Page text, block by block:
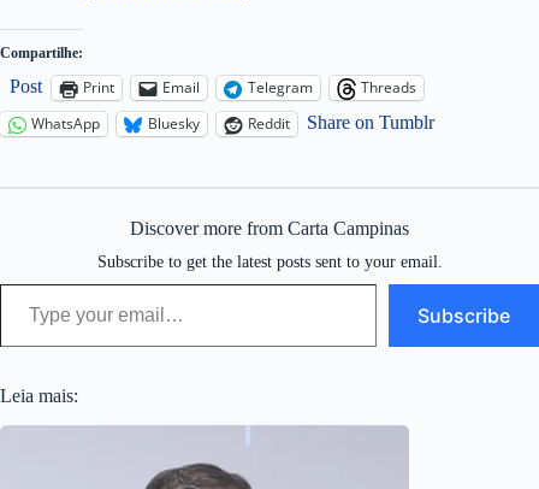
Compartilhe:
Post Print Email Telegram
Threads
WhatsApp
Bluesky Reddit Share on Tumblr
Discover more from Carta Campinas
Subscribe to get the latest posts sent to your email.
Type your email…
Subscribe
Leia mais: